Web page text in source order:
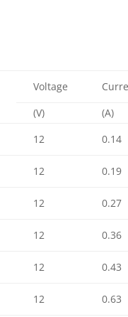
Voltage
(V)
(A)
12
0.14
12
0.19
12
0.27
12
0.36
12
0.43
12
0.63